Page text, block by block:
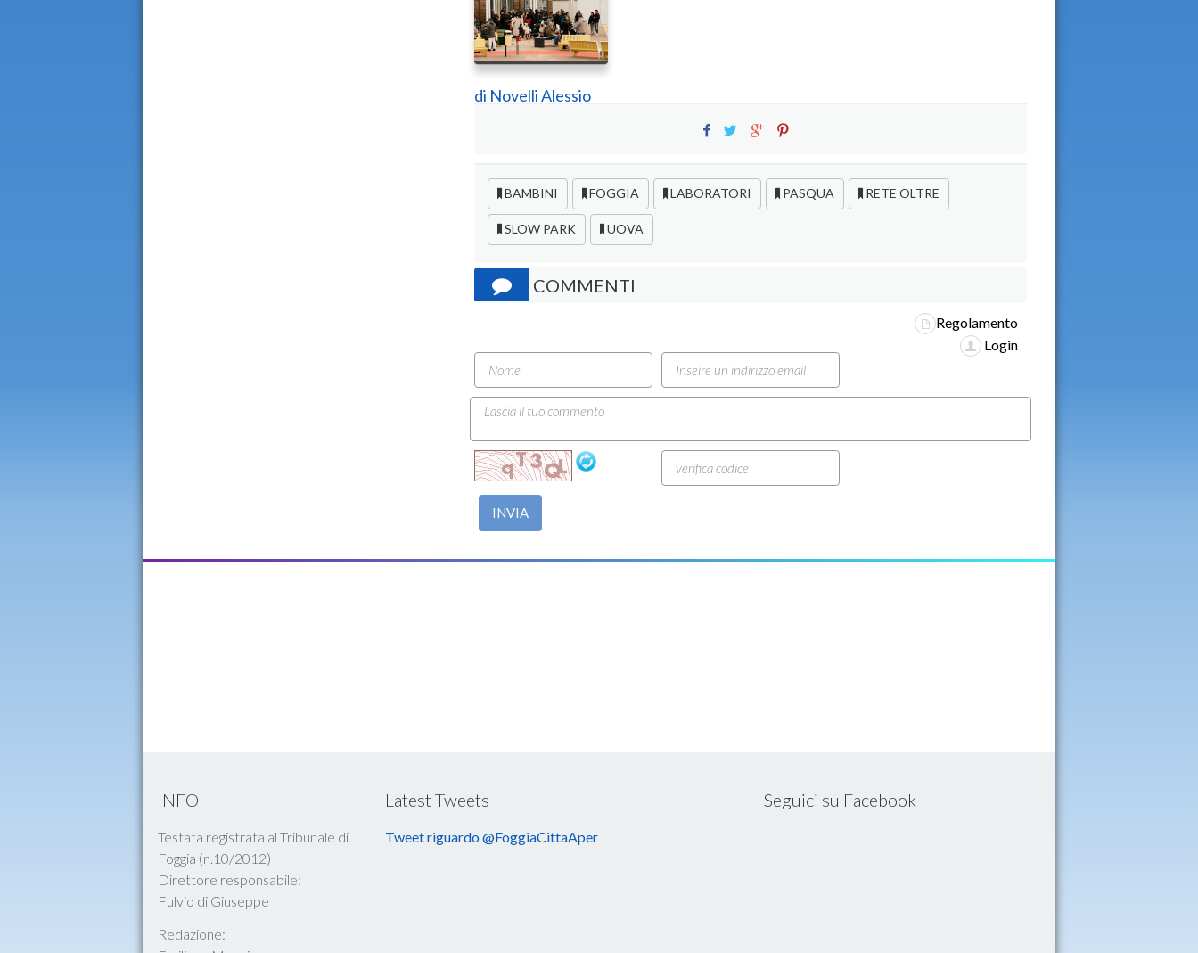
di Novelli Alessio
BAMBINI FOGGIA LABORATORI PASQUA RETE OLTRE
SLOW PARK UOVA
COMMENTI
Regolamento
Login
INVIA
INFO
Testata registrata al Tribunale di
Foggia (n.10/2012)
Direttore responsabile:
Fulvio di Giuseppe
Redazione:
Latest Tweets
Tweet riguardo @FoggiaCittaAper
Seguici su Facebook